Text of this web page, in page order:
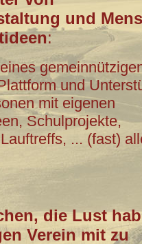
und
:
und
mit eigenen
Schulprojekte,
... (fast)
die Lust
Verein mit zu